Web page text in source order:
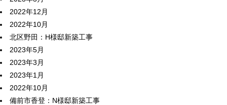
2022年12月
2022年10月
北区野田：H様邸新築工事
2023年5月
2023年3月
2023年1月
2022年10月
備前市香登：N様邸新築工事